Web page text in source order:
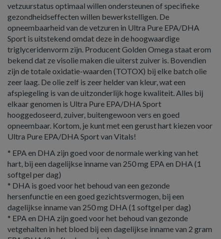
vetzuurstatus optimaal willen ondersteunen of specifieke
gezondheidseffecten willen bewerkstelligen. De
opneembaarheid van de vetzuren in Ultra Pure EPA/DHA
Sport is uitstekend omdat deze in de hoogwaardige
triglyceridenvorm zijn. Producent Golden Omega staat erom
bekend dat ze visolie maken die uiterst zuiver is. Bovendien
zijn de totale oxidatie-waarden (TOTOX) bij elke batch olie
zeer laag. De olie zelf is zeer helder van kleur, wat een
afspiegeling is van de uitzonderlijk hoge kwaliteit. Alles bij
elkaar genomen is Ultra Pure EPA/DHA Sport
hooggedoseerd, zuiver, buitengewoon vers en goed
opneembaar. Kortom, je kunt met een gerust hart kiezen voor
Ultra Pure EPA/DHA Sport van Vitals!
* EPA en DHA zijn goed voor de normale werking van het
hart, bij een dagelijkse inname van 250 mg EPA en DHA (1
softgel per dag)
* DHA is goed voor het behoud van een gezonde
hersenfunctie en een goed gezichtsvermogen, bij een
dagelijkse inname van 250 mg DHA (1 softgel per dag)
* EPA en DHA zijn goed voor het behoud van gezonde
vetgehalten in het bloed bij een dagelijkse inname van 2 gram